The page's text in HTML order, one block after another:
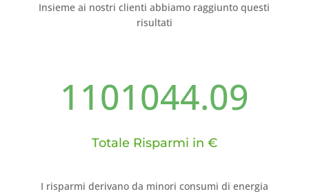
Insieme ai nostri clienti abbiamo raggiunto questi
risultati
1101044.09
Totale Risparmi in €
I risparmi derivano da minori consumi di energia